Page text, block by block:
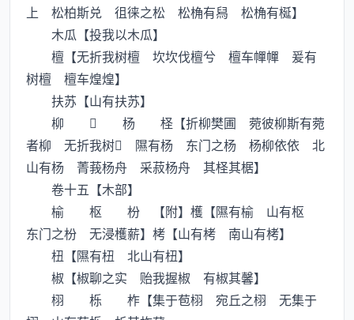
上 松柏斯兑 徂徕之松 松桷有舄 松桷有梴】
木瓜【投我以木瓜】
檀【无折我树檀 坎坎伐檀兮 檀车幝幝 爰有
树檀 檀车煌煌】
扶苏【山有扶苏】
柳  杨 柽【折柳樊圃 菀彼柳斯有菀
者柳 无折我树 隰有杨 东门之杨 杨柳依依 北
山有杨 菁莪杨舟 采菽杨舟 其柽其椐】
卷十五【木部】
榆 枢 枌 【附】檴【隰有榆 山有枢
东门之枌 无浸檴薪】栲【山有栲 南山有栲】
杻【隰有杻 北山有杻】
椒【椒聊之实 贻我握椒 有椒其馨】
栩 栎 柞【集于苞栩 宛丘之栩 无集于